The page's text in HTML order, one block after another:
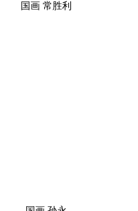
国画 常胜利